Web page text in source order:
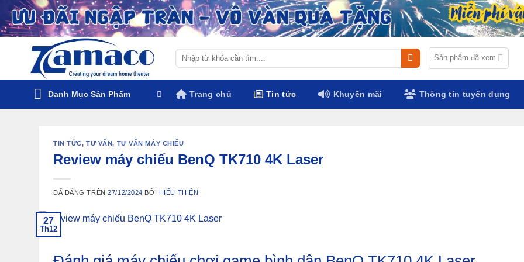
Chuyển
đến
nội
Tìm
kiếm:
Sản phẩm đã xem
Danh Mục Sản Phẩm Trang chủ Tin tức Khuyến mãi Thông tin tuyển dụng
TIN TỨC,TƯ VẤN, TƯ VẤN MÁY CHIẾU
Review máy chiếu BenQ TK710 4K Laser
ĐÃ ĐĂNG TRÊN27/12/2024 BỞI HIẾU THIỆN
27
Th12